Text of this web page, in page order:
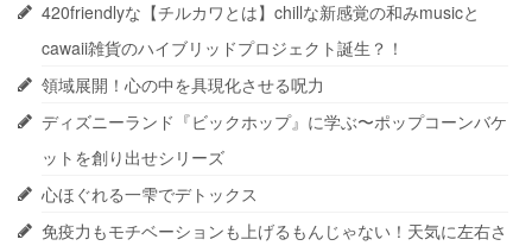
420friendlyな【チルカワとは】chillな新感覚の和みmusicと
cawaii雑貨のハイブリッドプロジェクト誕生？！
領域展開！心の中を具現化させる呪力
ディズニーランド『ビックホップ』に学ぶ〜ポップコーンバケ
ットを創り出せシリーズ
心ほぐれる一雫でデトックス
免疫力もモチベーションも上げるもんじゃない！天気に左右さ